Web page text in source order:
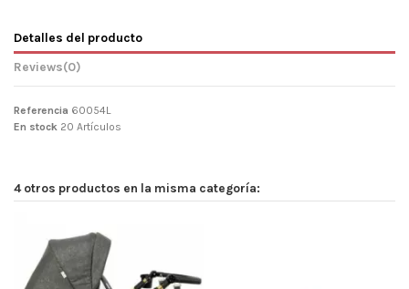
Detalles del producto
Reviews(0)
Referencia 60054L
En stock 20 Artículos
4 otros productos en la misma categoría: